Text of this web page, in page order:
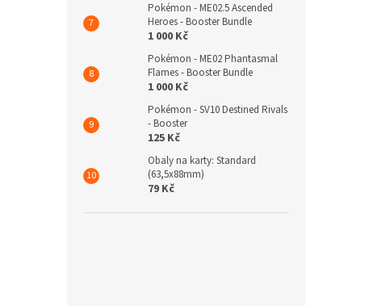
Pokémon - ME02.5 Ascended
Heroes - Booster Bundle
1 000 Kč
Pokémon - ME02 Phantasmal
Flames - Booster Bundle
1 000 Kč
Pokémon - SV10 Destined Rivals
- Booster
125 Kč
Obaly na karty: Standard
(63,5x88mm)
79 Kč